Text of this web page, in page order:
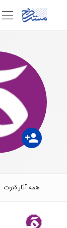
person_add
همه آثار قنوت